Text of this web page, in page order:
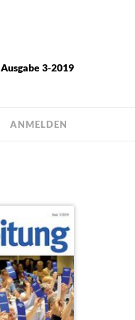
Ausgabe 3-2019
ANMELDEN